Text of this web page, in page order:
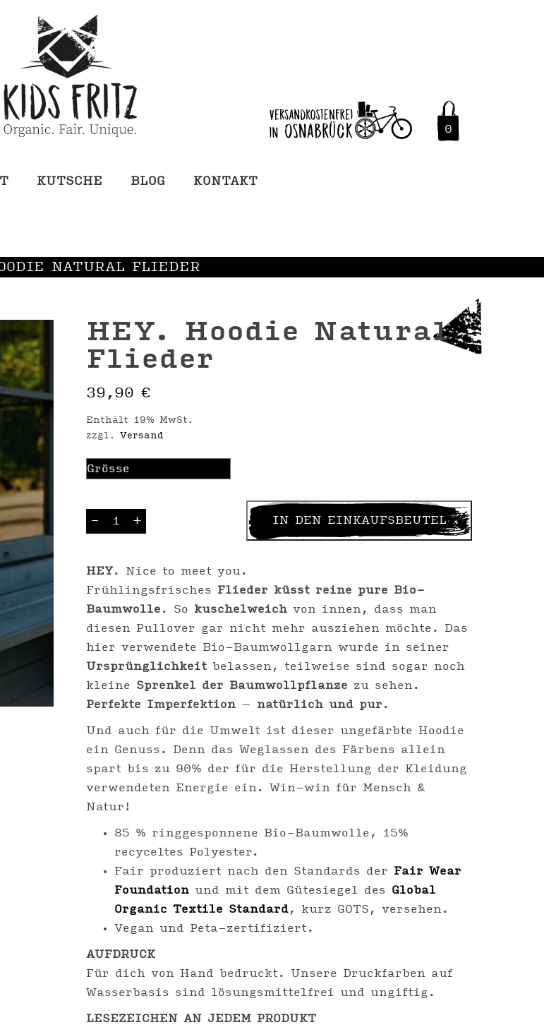
0
KUTSCHE BLOG KONTAKT
NATURAL FLIEDER
HEY. Hoodie Natural
Flieder
39,90 €
Enthält 19% MwSt.
zzgl. Versand
-
Hoodie
Natural
+ IN DEN EINKAUFSBEUTEL
HEY . Nice to meet you.
Frühlingsfrisches Flieder küsst reine pure Bio-
Baumwolle . So kuschelweichvon innen, dass man
diesen Pullover gar nicht mehr ausziehen möchte. Das
hier verwendete Bio-Baumwollgarn wurde in seiner
Ursprünglichkeitbelassen, teilweise sind sogar noch
kleine Sprenkel der Baumwollpflanze zu sehen.
Perfekte Imperfektion– natürlich und pur .
Und auch für die Umwelt ist dieser ungefärbte Hoodie
ein Genuss. Denn das Weglassen des Färbens allein
spart bis zu 90% der für die Herstellung der Kleidung
verwendeten Energie ein. Win-win für Mensch &
Natur!
85 % ringgesponnene Bio-Baumwolle, 15%
recyceltes Polyester.
Fair produziert nach den Standards der Fair Wear
Foundation und mit dem Gütesiegel des Global
Organic Textile Standard, kurz GOTS, versehen.
Vegan und Peta-zertifiziert.
AUFDRUCK
Für dich von Hand bedruckt. Unsere Druckfarben auf
Wasserbasis sind lösungsmittelfrei und ungiftig.
LESEZEICHEN AN JEDEM PRODUKT